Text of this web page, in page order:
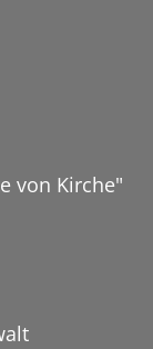
von Kirche"